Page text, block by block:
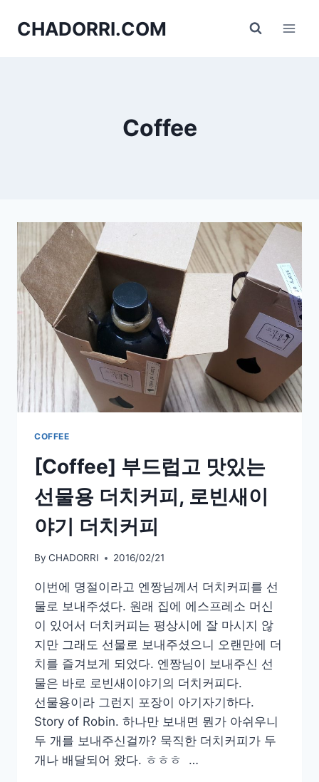
CHADORRI.COM
Coffee
COFFEE
[Coffee] 부드럽고 맛있는
선물용 더치커피, 로빈새이
야기 더치커피
By CHADORRI 2016/02/21
이번에 명절이라고 엔짱님께서 더치커피를 선
물로 보내주셨다. 원래 집에 에스프레소 머신
이 있어서 더치커피는 평상시에 잘 마시지 않
지만 그래도 선물로 보내주셨으니 오랜만에 더
치를 즐겨보게 되었다. 엔짱님이 보내주신 선
물은 바로 로빈새이야기의 더치커피다.
선물용이라 그런지 포장이 아기자기하다.
Story of Robin. 하나만 보내면 뭔가 아쉬우니
두 개를 보내주신걸까? 묵직한 더치커피가 두
개나 배달되어 왔다. ㅎㅎㅎ …